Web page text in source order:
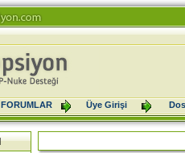
FORUMLAR Üye Girişi